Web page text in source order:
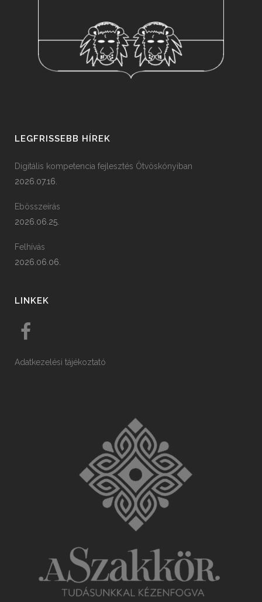
LEGFRISSEBB HÍREK
Digitális kompetencia fejlesztés Ötvöskónyiban
2026.07.16.
Ebösszeírás
2026.06.25.
Felhívás
2026.06.06.
LINKEK
Adatkezelési tájékoztató